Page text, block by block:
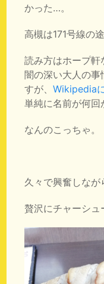
かった…。
高槻は171号線の
読み方はホープ
闇の深い大人の
すが、Wikipedia
単純に名前が何回
なんのこっちゃ。
久々で興奮しなが
贅沢にチャーシュ